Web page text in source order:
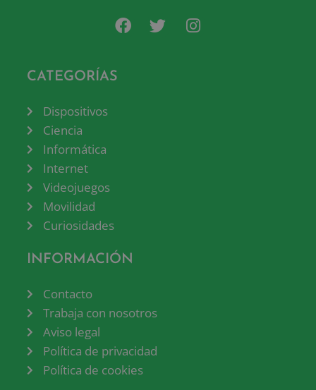
CATEGORÍAS
Dispositivos
Ciencia
Informática
Internet
Videojuegos
Movilidad
Curiosidades
INFORMACIÓN
Contacto
Trabaja con nosotros
Aviso legal
Política de privacidad
Política de cookies